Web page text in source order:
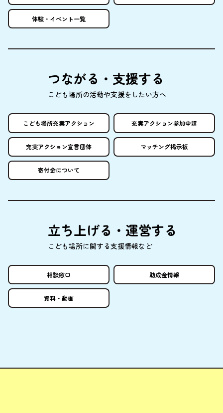
体験 ・イベント一覧
つながる・ 支援する
こども場所の活動や支援をしたい方へ
こども場所充実アクション 充実アクション参加申請
充実アクション宣言団体 マッチング掲示板
寄付金について
立ち上げる・ 運営する
こども場所に関する支援情報など
相談窓口 助成金情報
資料 ・ 動画